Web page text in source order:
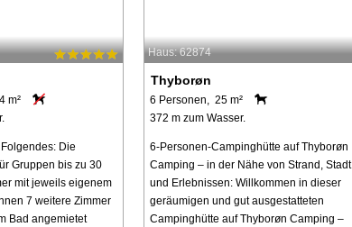
m²
Die
Gruppen bis zu 30
mit jeweils eigenem
7 weitere Zimmer
Bad angemietet
Haus: 62874
Thyborøn
6 Personen, 25 m²
372 m zum Wasser.
6-Personen-Campinghütte auf Thyborøn
Camping – in der Nähe von Strand, Stadt
und Erlebnissen: Willkommen in dieser
geräumigen und gut ausgestatteten
Campinghütte auf Thyborøn Camping –